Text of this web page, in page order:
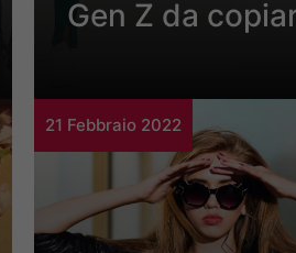
Gen Z da
21 Febbraio 2022